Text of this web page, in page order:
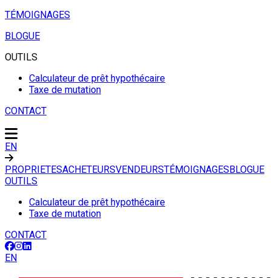
TÉMOIGNAGES
BLOGUE
OUTILS
Calculateur de prêt hypothécaire
Taxe de mutation
CONTACT
EN
PROPRIETESACHETEURSVENDEURSTÉMOIGNAGESBLOGUE
OUTILS
Calculateur de prêt hypothécaire
Taxe de mutation
CONTACT
EN